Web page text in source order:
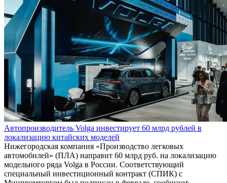
Автопроизводитель Volga инвестирует 60 млрд рублей в
локализацию китайских моделей
Нижегородская компания «Производство легковых
автомобилей» (ПЛА) направит 60 млрд руб. на локализацию
модельного ряда Volga в России. Соответствующий
специальный инвестиционный контракт (СПИК) с